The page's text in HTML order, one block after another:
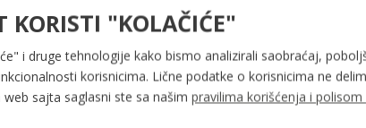
za rukovanje.
da se prilikom zaključenja ugovora o prodaji robe
nesaobraznost robe ugovoru i drugih prava u skladu sa
potrošača. U tom smislu, garancija se moze odnositi
KORISTI "KOLAČIĆE"
i druge tehnologije kako bismo analizirali saobraćaj,
korisnicima. Lične podatke o korisnicima ne
sajta saglasni ste sa našim pravilima korišćenja i